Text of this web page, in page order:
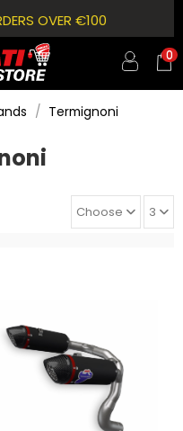
OVER €100
0
Termignoni
Choose 3